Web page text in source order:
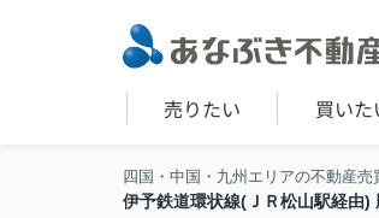
売りたい 買いた
四国・中国・九州エリアの不動産
伊予鉄道環状線(ＪＲ松山駅経由)